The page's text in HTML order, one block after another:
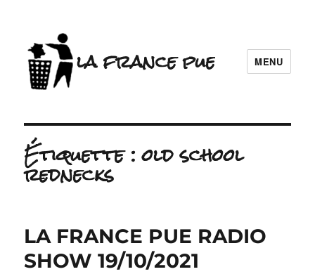
la france pue MENU
Étiquette :old school
rednecks
LA FRANCE PUE RADIO
SHOW 19/10/2021